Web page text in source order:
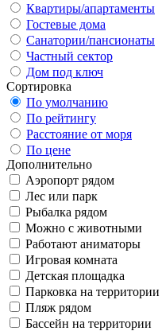
Квартиры/апартаменты
Гостевые дома
Санатории/пансионаты
Частный сектор
Дом под ключ
Сортировка
По умолчанию
По рейтингу
Расстояние от моря
По цене
Дополнительно
Аэропорт рядом
Лес или парк
Рыбалка рядом
Можно с животными
Работают аниматоры
Игровая комната
Детская площадка
Парковка на территории
Пляж рядом
Бассейн на территории